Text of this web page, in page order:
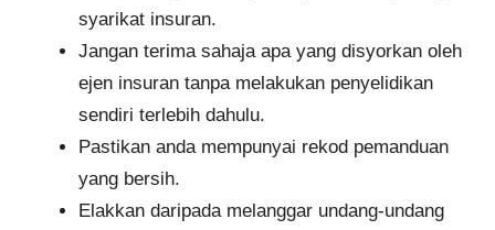
syarikat insuran.
Jangan terima sahaja apa yang disyorkan oleh
ejen insuran tanpa melakukan penyelidikan
sendiri terlebih dahulu.
Pastikan anda mempunyai rekod pemanduan
yang bersih.
Elakkan daripada melanggar undang-undang